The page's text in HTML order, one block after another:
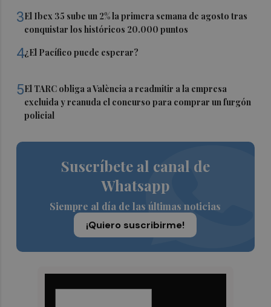
3El Ibex 35 sube un 2% la primera semana de agosto tras
conquistar los históricos 20.000 puntos
4¿El Pacífico puede esperar?
5El TARC obliga a València a readmitir a la empresa
excluida y reanuda el concurso para comprar un furgón
policial
Suscríbete al canal de
Whatsapp
Siempre al día de las últimas noticias
¡Quiero suscribirme!